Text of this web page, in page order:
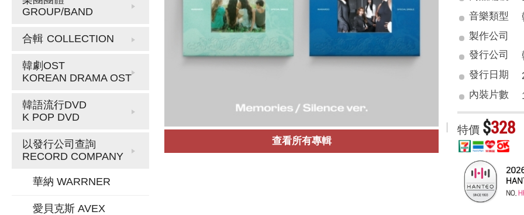
GROUP/BAND
合輯 COLLECTION
韓劇OST
KOREAN DRAMA OST
韓語流行DVD
K POP DVD
以發行公司查詢
RECORD COMPANY
華納 WARRNER
愛貝克斯 AVEX
查看所有專輯
音樂類型
製作公司
發行公司
發行日期
內裝片數
特價 $328